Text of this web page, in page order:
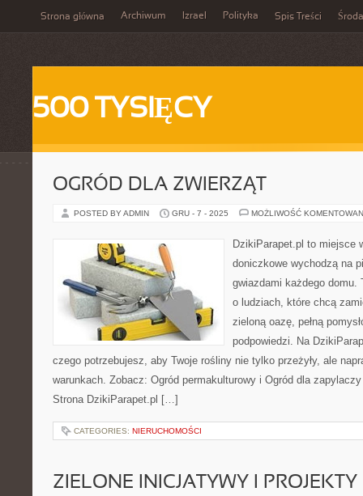
Strona główna Archiwum Izrael Polityka Spis Treści Środa
500 TYSIĘCY
OGRÓD DLA ZWIERZĄT
POSTED BY ADMIN GRU - 7 - 2025 MOŻLIWOŚĆ
DzikiParapet.pl to miejsce
doniczkowe wychodzą na
gwiazdami każdego
o ludziach, które chcą
zieloną oazę, pełną
podpowiedzi. Na
czego potrzebujesz, aby Twoje rośliny nie tylko przeżyły, ale
warunkach. Zobacz: Ogród permakulturowy i Ogród dla
Strona DzikiParapet.pl […]
CATEGORIES: NIERUCHOMOŚCI
ZIELONE INICJATYWY I